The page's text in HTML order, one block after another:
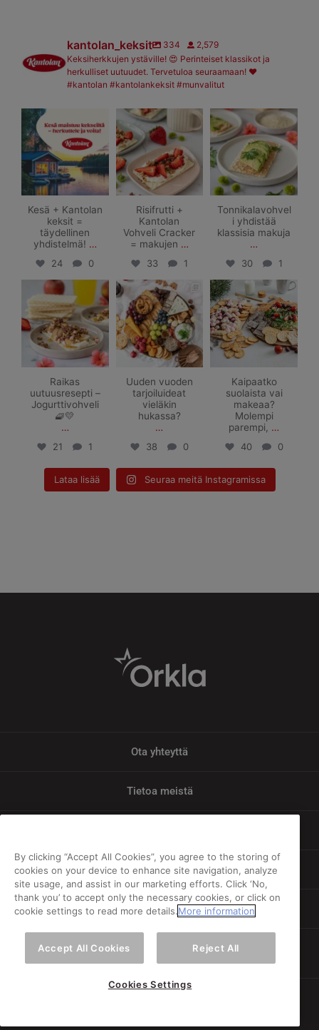
kantolan_keksit 334
2,579
Keksiherkkujen ystäville! 😍 Perinteiset klassikot ja
herkulliset uutuudet. Tervetuloa seuraamaan! ❤️
#kantolan #kantolankeksit #munvalitut
kantolan_keksit
Jun 2
Kesä + Kantolan
keksit =
täydellinen
yhdistelmä! …
24
0
kantolan_keksit
Jan 23
Risifrutti +
Kantolan
Vohveli Cracker
= makujen …
33
1
kantolan_keksit
Jan 16
Tonnikalavohvel
i yhdistää
klassisia makuja
…
30
1
kantolan_keksit
Jan 9
Raikas
uutuusresepti –
Jogurttivohveli
🧇💛
…
21
1
kantolan_keksit
Dec 30
Uuden vuoden
tarjoiluideat
vieläkin
hukassa?
…
38
0
kantolan_keksit
Mar 13
Kaipaatko
suolaista vai
makeaa?
Molempi
parempi, …
40
0
Lataa lisää Seuraa meitä Instagramissa
Ota yhteyttä
Tietoa meistä
Vastuu
Evästeiden ja henkilötietojen käyttö
F
a
c
I
n
s
T
i
By clicking “Accept All Cookies”, you agree to the storing of
cookies on your device to enhance site navigation, analyze
site usage, and assist in our marketing efforts. Click ‘No,
thank you’ to accept only the necessary cookies, or click on
cookie settings to read more details.More information
Accept All Cookies Reject All
Cookies Settings